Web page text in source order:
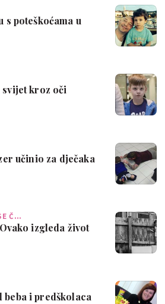
s poteškoćama u
kroz oči
učinio za dječaka
Č…
izgleda život
beba i predškolaca